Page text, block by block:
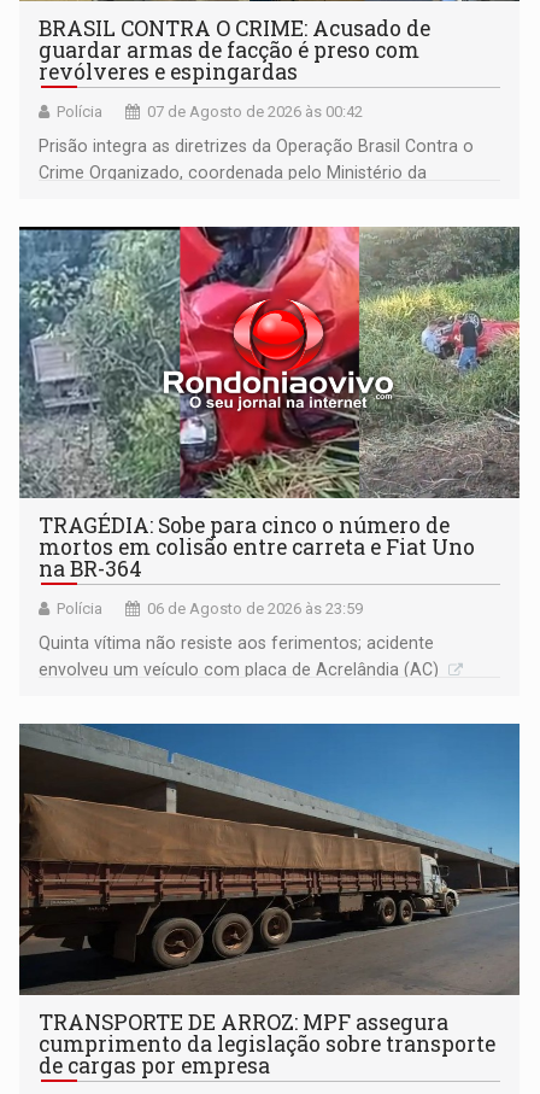
BRASIL CONTRA O CRIME: Acusado de
guardar armas de facção é preso com
revólveres e espingardas
Polícia 07 de Agosto de 2026 às 00:42
Prisão integra as diretrizes da Operação Brasil Contra o
Crime Organizado, coordenada pelo Ministério da
TRAGÉDIA: Sobe para cinco o número de
mortos em colisão entre carreta e Fiat Uno
na BR-364
Polícia 06 de Agosto de 2026 às 23:59
Quinta vítima não resiste aos ferimentos; acidente
envolveu um veículo com placa de Acrelândia (AC)
TRANSPORTE DE ARROZ: MPF assegura
cumprimento da legislação sobre transporte
de cargas por empresa